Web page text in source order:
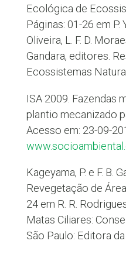
Ecológica de
Páginas: 01-26 em P.
Oliveira, L. F. D.
Gandara, editores.
Ecossistemas
ISA 2009. Fazendas
plantio mecanizado
Acesso em: 23-09-
Kageyama, P. e F. B.
Revegetação de
24 em R. R.
Matas Ciliares:
São Paulo: Editora da